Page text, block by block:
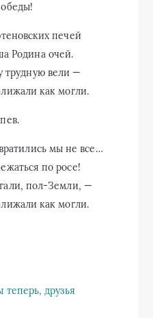
печей
Родина очей.
трудную вели —
как могли.
мы не все…
по росе!
пол-Земли, —
как могли.
друзья